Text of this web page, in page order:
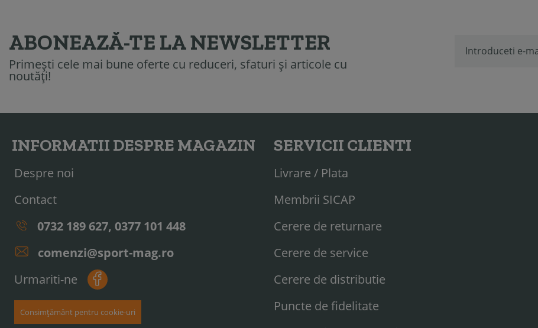
ABONEAZĂ-TE LA NEWSLETTER
Primești cele mai bune oferte cu reduceri, sfaturi și articole cu
noutăți!
INFORMATII DESPRE MAGAZIN
Despre noi
Contact
0732 189 627, 0377 101 448
comenzi@sport-mag.ro
Urmariti-ne
Consimțământ pentru cookie-uri
SERVICII CLIENTI
Livrare / Plata
Membrii SICAP
Cerere de returnare
Cerere de service
Cerere de distributie
Puncte de fidelitate